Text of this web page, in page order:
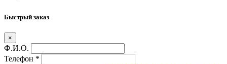
Быстрый заказ
×
Ф.И.О.
Телефон *